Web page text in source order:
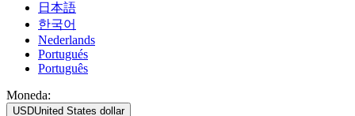
日本語
한국어
Nederlands
Portugués
Português
Moneda:
USDUnited States dollar